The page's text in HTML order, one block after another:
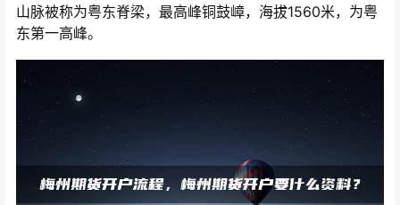
山脉被称为粤东脊梁，最高峰铜鼓嶂，海拔1560米，为粤
东第一高峰。